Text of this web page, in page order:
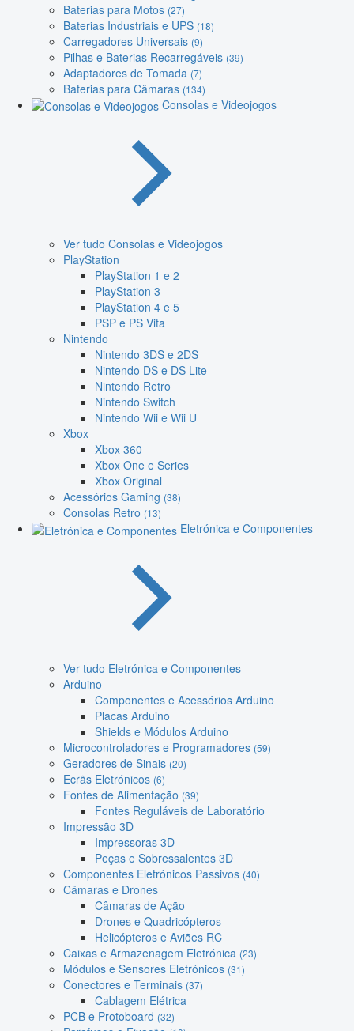
Baterias para Motos (27)
Baterias Industriais e UPS (18)
Carregadores Universais (9)
Pilhas e Baterias Recarregáveis (39)
Adaptadores de Tomada (7)
Baterias para Câmaras (134)
Consolas e Videojogos
Ver tudo Consolas e Videojogos
PlayStation
PlayStation 1 e 2
PlayStation 3
PlayStation 4 e 5
PSP e PS Vita
Nintendo
Nintendo 3DS e 2DS
Nintendo DS e DS Lite
Nintendo Retro
Nintendo Switch
Nintendo Wii e Wii U
Xbox
Xbox 360
Xbox One e Series
Xbox Original
Acessórios Gaming (38)
Consolas Retro (13)
Eletrónica e Componentes
Ver tudo Eletrónica e Componentes
Arduino
Componentes e Acessórios Arduino
Placas Arduino
Shields e Módulos Arduino
Microcontroladores e Programadores (59)
Geradores de Sinais (20)
Ecrãs Eletrónicos (6)
Fontes de Alimentação (39)
Fontes Reguláveis de Laboratório
Impressão 3D
Impressoras 3D
Peças e Sobressalentes 3D
Componentes Eletrónicos Passivos (40)
Câmaras e Drones
Câmaras de Ação
Drones e Quadricópteros
Helicópteros e Aviões RC
Caixas e Armazenagem Eletrónica (23)
Módulos e Sensores Eletrónicos (31)
Conectores e Terminais (37)
Cablagem Elétrica
PCB e Protoboard (32)